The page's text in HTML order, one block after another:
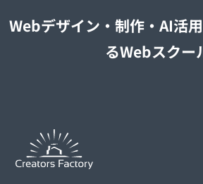
Webデザイン・制作・AI活
るWebスクー